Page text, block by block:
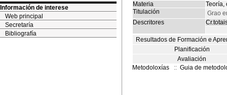
Información de interese
Web principal
Secretaría
Bibliografía
Materia
Teoría,
Titulación
Grao
Descritores
Resultados de Formación e
Planificación
Avaliación
Metodoloxías
:: Guia de